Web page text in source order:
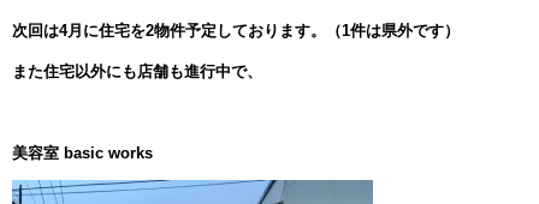
次回は4月に住宅を2物件予定しております。（1件は県外です）
また住宅以外にも店舗も進行中で、
美容室 basic works